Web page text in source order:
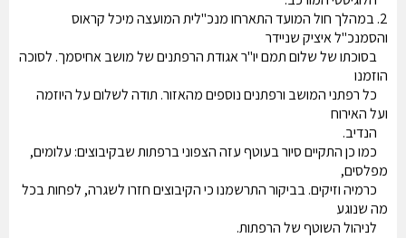
2. במהלך חול המועד התארחו מנכ"לית המועצה מיכל קראוס
והסמנכ"ל איציק שניידר
בסוכתו של שלום תמם יו"ר אגודת הרפתנים של מושב אחיסמך. לסוכה
הוזמנו
כל רפתני המושב ורפתנים נוספים מהאזור. תודה לשלום על היוזמה
ועל האירוח
הנדיב.
כמו כן התקיים סיור בעוטף עזה הצפוני ברפתות שבקיבוצים: עלומים,
מפלסים,
כרמיה וזיקים. בביקור התרשמנו כי הקיבוצים חזרו לשגרה, לפחות בכל
מה שנוגע
לניהול השוטף של הרפתות.